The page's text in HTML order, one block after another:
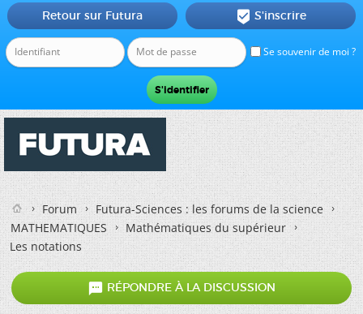
Se souvenir de moi ?
Retour sur Futura  S'inscrire
Forum
Futura-Sciences : les forums de la science
MATHEMATIQUES
Mathématiques du supérieur
Les notations
 RÉPONDRE À LA DISCUSSION